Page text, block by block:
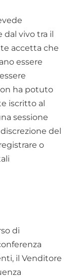
dal vivo tra il
accetta che
essere
ha potuto
iscritto al
sessione
del
o
di
il Venditore